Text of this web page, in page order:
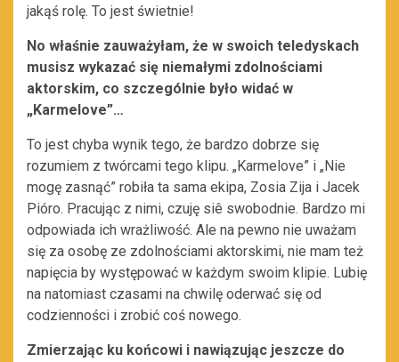
jakąś rolę. To jest świetnie!
No właśnie zauważyłam, że w swoich teledyskach
musisz wykazać się niemałymi zdolnościami
aktorskim, co szczególnie było widać w
„Karmelove”…
To jest chyba wynik tego, że bardzo dobrze się
rozumiem z twórcami tego klipu. „Karmelove” i „Nie
mogę zasnąć” robiła ta sama ekipa, Zosia Zija i Jacek
Pióro. Pracując z nimi, czuję siê swobodnie. Bardzo mi
odpowiada ich wrażliwość. Ale na pewno nie uważam
się za osobę ze zdolnościami aktorskimi, nie mam też
napięcia by występować w każdym swoim klipie. Lubię
na natomiast czasami na chwilę oderwać się od
codzienności i zrobić coś nowego.
Zmierzając ku końcowi i nawiązując jeszcze do